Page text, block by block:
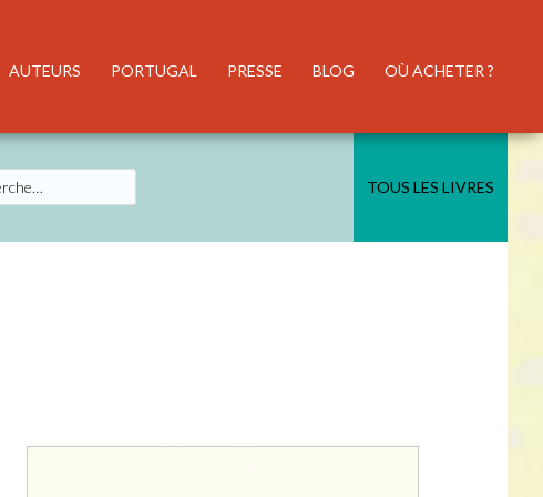
AUTEURS PORTUGAL PRESSE BLOG OÙ ACHETER ?
TOUS LES LIVRES